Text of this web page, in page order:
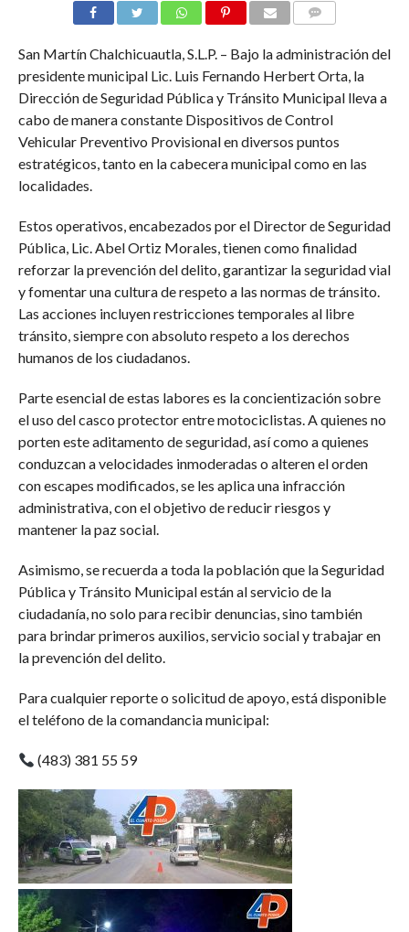
San Martín Chalchicuautla, S.L.P. – Bajo la administración del
presidente municipal Lic. Luis Fernando Herbert Orta, la
Dirección de Seguridad Pública y Tránsito Municipal lleva a
cabo de manera constante Dispositivos de Control
Vehicular Preventivo Provisional en diversos puntos
estratégicos, tanto en la cabecera municipal como en las
localidades.
Estos operativos, encabezados por el Director de Seguridad
Pública, Lic. Abel Ortiz Morales, tienen como finalidad
reforzar la prevención del delito, garantizar la seguridad vial
y fomentar una cultura de respeto a las normas de tránsito.
Las acciones incluyen restricciones temporales al libre
tránsito, siempre con absoluto respeto a los derechos
humanos de los ciudadanos.
Parte esencial de estas labores es la concientización sobre
el uso del casco protector entre motociclistas. A quienes no
porten este aditamento de seguridad, así como a quienes
conduzcan a velocidades inmoderadas o alteren el orden
con escapes modificados, se les aplica una infracción
administrativa, con el objetivo de reducir riesgos y
mantener la paz social.
Asimismo, se recuerda a toda la población que la Seguridad
Pública y Tránsito Municipal están al servicio de la
ciudadanía, no solo para recibir denuncias, sino también
para brindar primeros auxilios, servicio social y trabajar en
la prevención del delito.
Para cualquier reporte o solicitud de apoyo, está disponible
el teléfono de la comandancia municipal:
(483) 381 55 59